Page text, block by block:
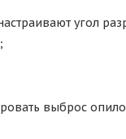
угол
выброс